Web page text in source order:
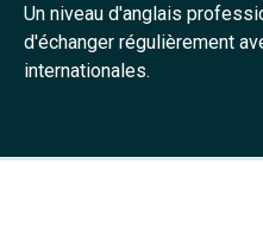
Un niveau d'anglais
d'échanger régulièrement
internationales.